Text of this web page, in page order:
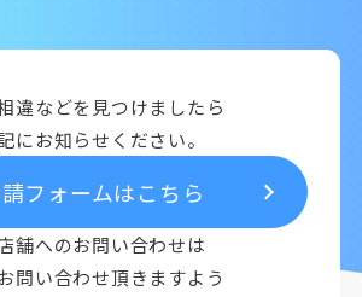
違などを見つけましたら
にお知らせください。
フォームはこちら
舗へのお問い合わせは
問い合わせ頂きますよう